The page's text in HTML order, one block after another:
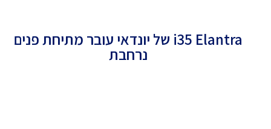
i35 Elantra של יונדאי עובר מתיחת פנים
נרחבת